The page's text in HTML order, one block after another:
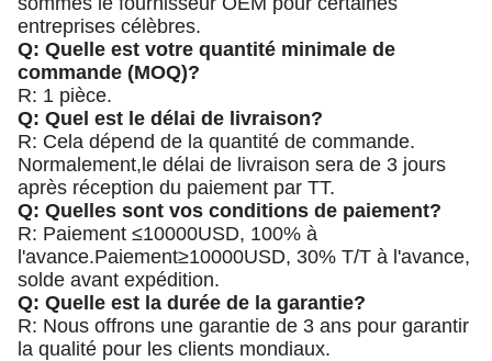
entreprises célèbres.
Q: Quelle est votre quantité minimale de
commande (MOQ)?
R: 1 pièce.
Q: Quel est le délai de livraison?
R: Cela dépend de la quantité de commande.
Normalement,le délai de livraison sera de 3 jours
après réception du paiement par TT.
Q: Quelles sont vos conditions de paiement?
R: Paiement ≤10000USD, 100% à
l'avance.Paiement≥10000USD, 30% T/T à l'avance,
solde avant expédition.
Q: Quelle est la durée de la garantie?
R: Nous offrons une garantie de 3 ans pour garantir
la qualité pour les clients mondiaux.